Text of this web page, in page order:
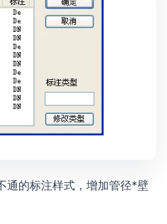
通的标注样式，增加管径*壁